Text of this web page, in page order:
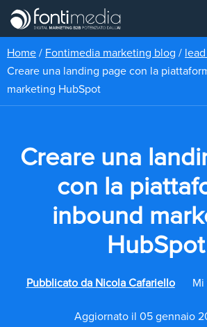
Home / Fontimedia marketing blog /
Creare una landing page con la
marketing HubSpot
Creare una
con la
inbound
HubSpot
Pubblicato da Nicola Cafariello Mi
Aggiornato il 05 gennaio